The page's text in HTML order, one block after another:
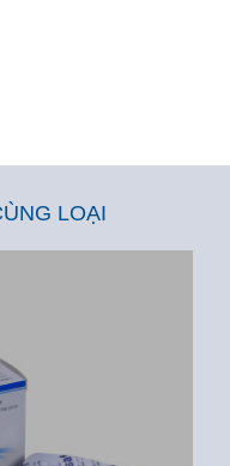
LOẠI